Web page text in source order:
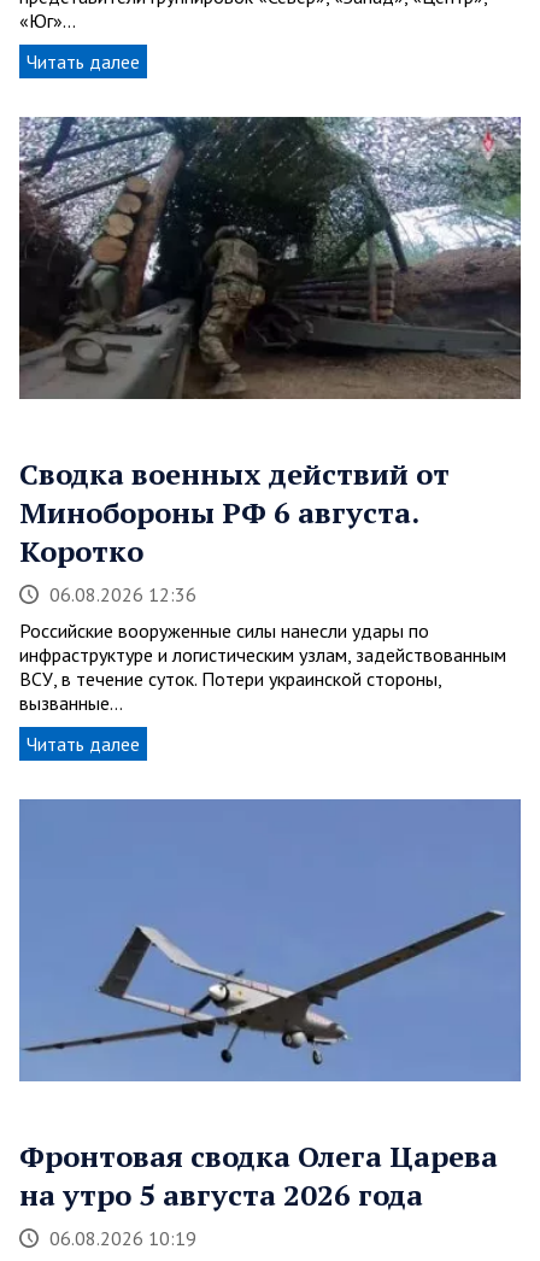
«Юг»…
Читать далее
Сводка военных действий от
Минобороны РФ 6 августа.
Коротко
06.08.2026 12:36
Российские вооруженные силы нанесли удары по
инфраструктуре и логистическим узлам, задействованным
ВСУ, в течение суток. Потери украинской стороны,
вызванные…
Читать далее
Фронтовая сводка Олега Царева
на утро 5 августа 2026 года
06.08.2026 10:19